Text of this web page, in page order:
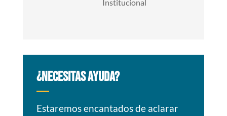
Institucional
¿NECESITAS AYUDA?
Estaremos encantados de aclarar